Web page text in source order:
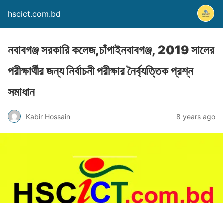
hscict.com.bd
নবাবগঞ্জ সরকারি কলেজ,চাঁপাইনবাবগঞ্জ, 2019 সালের
পরীক্ষার্থীর জন্য নির্বাচনী পরীক্ষার নৈর্ব্যত্তিক প্রশ্ন
সমাধান
Kabir Hossain 8 years ago